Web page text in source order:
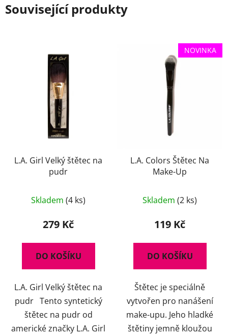
Související produkty
L.A. Girl Velký štětec na
pudr
Skladem (4 ks)
279 Kč
DO KOŠÍKU
L.A. Girl Velký štětec na
pudr Tento syntetický
štětec na pudr od
americké značky L.A. Girl
NOVINKA
L.A. Colors Štětec Na
Make-Up
Skladem (2 ks)
119 Kč
DO KOŠÍKU
Štětec je speciálně
vytvořen pro nanášení
make-upu. Jeho hladké
štětiny jemně kloužou